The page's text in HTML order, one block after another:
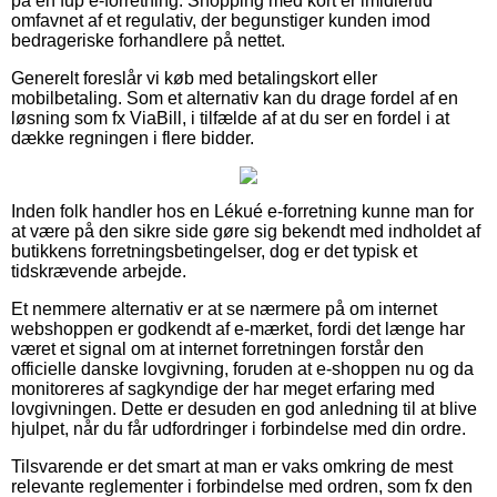
omfavnet af et regulativ, der begunstiger kunden imod
bedrageriske forhandlere på nettet.
Generelt foreslår vi køb med betalingskort eller
mobilbetaling. Som et alternativ kan du drage fordel af en
løsning som fx ViaBill, i tilfælde af at du ser en fordel i at
dække regningen i flere bidder.
Inden folk handler hos en Lékué e-forretning kunne man for
at være på den sikre side gøre sig bekendt med indholdet af
butikkens forretningsbetingelser, dog er det typisk et
tidskrævende arbejde.
Et nemmere alternativ er at se nærmere på om internet
webshoppen er godkendt af e-mærket, fordi det længe har
været et signal om at internet forretningen forstår den
officielle danske lovgivning, foruden at e-shoppen nu og da
monitoreres af sagkyndige der har meget erfaring med
lovgivningen. Dette er desuden en god anledning til at blive
hjulpet, når du får udfordringer i forbindelse med din ordre.
Tilsvarende er det smart at man er vaks omkring de mest
relevante reglementer i forbindelse med ordren, som fx den